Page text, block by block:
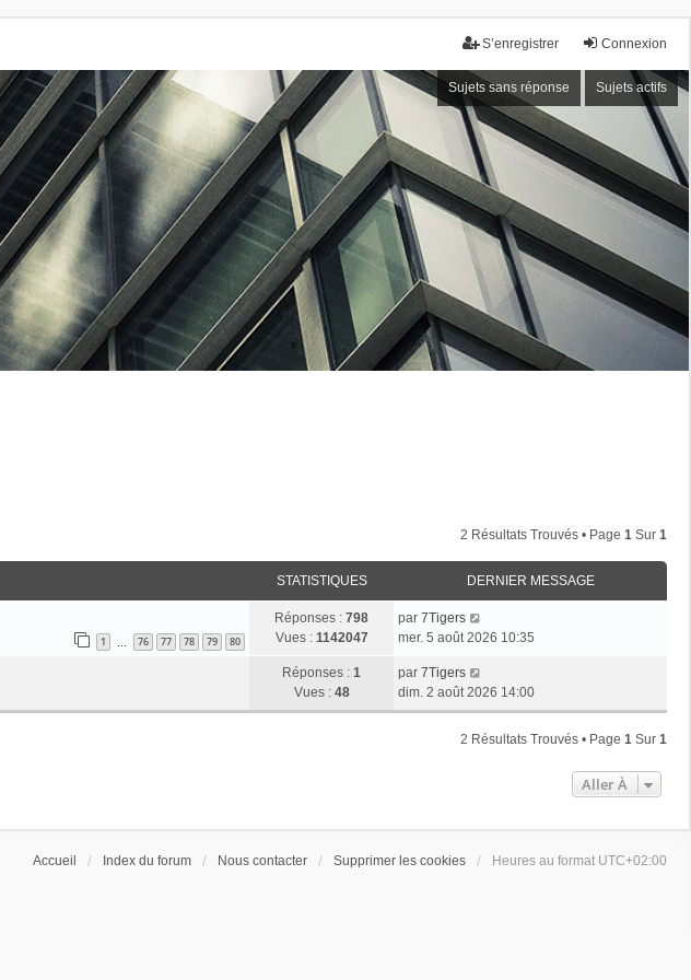
Connexion
S’enregistrer
Sujets sans réponse Sujets actifs
2 Résultats Trouvés • Page 1 Sur 1
STATISTIQUES DERNIER MESSAGE
1 76 77 78 79 80
Réponses : 798
Vues : 1142047
par 7Tigers
mer. 5 août 2026 10:35
Réponses : 1
Vues : 48
par 7Tigers
dim. 2 août 2026 14:00
2 Résultats Trouvés • Page 1 Sur 1
Aller À
Accueil Index du forum Nous contacter Supprimer les cookies Heures au format UTC+02:00